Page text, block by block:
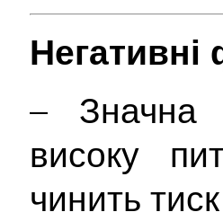
Негативні
– Значна
високу
чинить